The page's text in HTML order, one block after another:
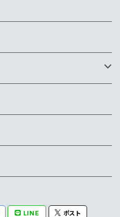
LINE ポスト